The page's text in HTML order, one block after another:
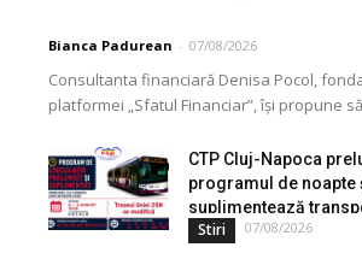
Bianca Padurean - 07/08/2026
Consultanta financiară Denisa Pocol,
platformei „Sfatul Financiar”, își propune
de peste...
CTP Cluj-Napoca
programul de noapte
suplimentează
Stiri 07/08/2026